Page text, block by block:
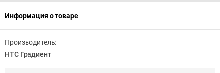
Информация о товаре
Производитель:
НТС Градиент